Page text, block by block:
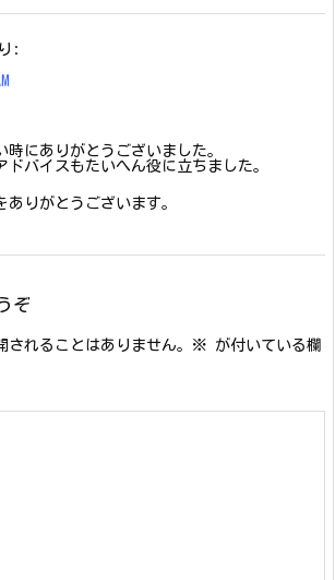
:
時にありがとうございました。
ドバイスもたいへん役に立ちました。
りがとうございます。
ぞ
されることはありません。 ※ が付いている欄